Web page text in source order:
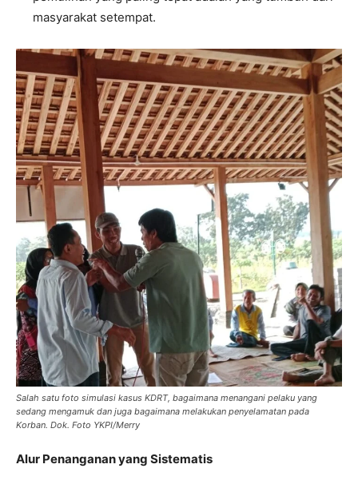
masyarakat setempat.
Salah satu foto simulasi kasus KDRT, bagaimana menangani pelaku yang
sedang mengamuk dan juga bagaimana melakukan penyelamatan pada
Korban. Dok. Foto YKPI/Merry
Alur Penanganan yang Sistematis